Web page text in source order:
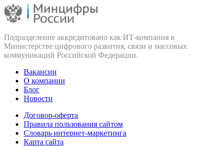
Подразделение аккредитовано как ИТ‑компания в
Министерстве цифрового развития, связи и массовых
коммуникаций Российской Федерации.
Вакансии
О компании
Блог
Новости
Договор-оферта
Правила пользования сайтом
Словарь интернет-маркетинга
Карта сайта